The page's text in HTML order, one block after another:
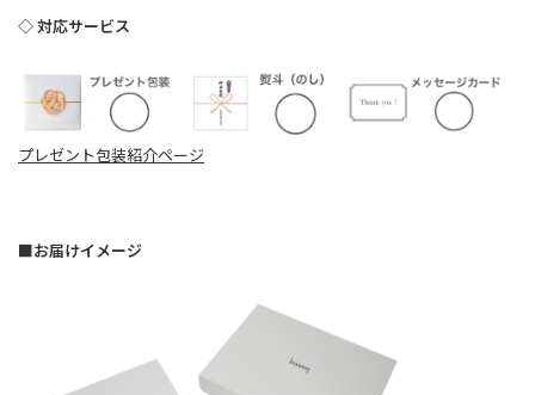
◇ 対応サービス
プレゼント包装紹介ページ
■お届けイメージ